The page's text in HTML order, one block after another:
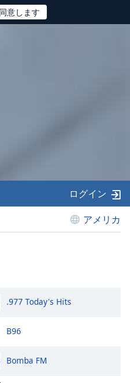
アメリカ
ログイン
.977 Today's Hits
B96
Bomba FM